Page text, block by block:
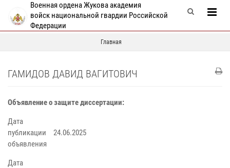
Военная ордена Жукова академия
войск национальной гвардии Российской
Федерации
Главная
ГАМИДОВ ДАВИД ВАГИТОВИЧ
Объявление о защите диссертации:
Дата
публикации
объявления
24.06.2025
Дата